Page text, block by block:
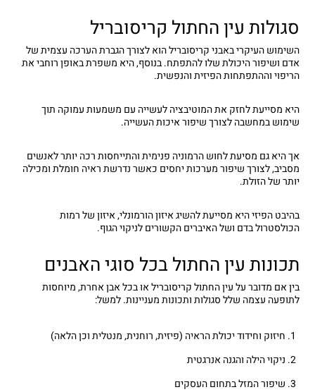
סגולות עין החתול קריסובריל
השימוש העיקרי באבני קריסובריל הוא לצורך הגברת הערכה עצמית של
אדם ושיפור היכולת שלו להתפתח. בנוסף, היא משפרת באופן רוחבי את
הריפוי וההתפתחות הפיזית והנפשית.
היא מסייעת לחזק את המוטיבציה לעשייה עם משמעות עמוקה תוך
שימוש במחשבה לצורך שיפור איכות העשייה.
אך היא גם מסיעת לחוש הרמוניה פנימית והתייחסות רכה יותר לאנשים
מסביב, לצורך שיפור מערכות יחסים כאשר נדרשת ראיה חומלת ומכילה
יותר של הזולת.
בהיבט הפיזי היא מסייעת להשיג איזון הורמונלי, איזון של רמות
הכולסטרול בדם ושל האיברים הקשורים לניקוי הגוף.
תכונות עין החתול בכל סוגי האבנים
בין אם מדובר על עין החתול קריסובריל או בכל אבן אחרת, מיוחסות
לתופעה עצמה שלל סגולות ותכונות מעניינות. למשל:
חיזוק וחידוד יכולת הראיה (פיזית, רוחנית, מנטלית וכן הלאה)
ניקוי הילה והגנה אנרגטית
שיפור המזל בתחום העסקים